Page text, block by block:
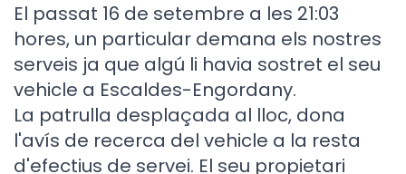
El passat 16 de setembre a les 21:03
hores, un particular demana els nostres
serveis ja que algú li havia sostret el seu
vehicle a Escaldes-Engordany.
La patrulla desplaçada al lloc, dona
l'avís de recerca del vehicle a la resta
d'efectius de servei. El seu propietari